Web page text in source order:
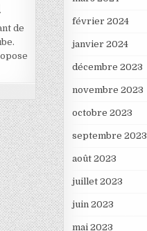
de
février 2024
janvier 2024
décembre 2023
novembre 2023
octobre 2023
septembre 2023
août 2023
juillet 2023
juin 2023
mai 2023